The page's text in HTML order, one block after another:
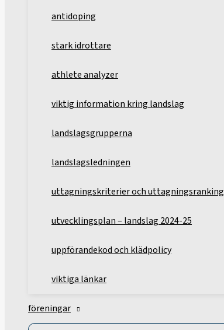
antidoping
stark idrottare
athlete analyzer
viktig information kring landslag
landslagsgrupperna
landslagsledningen
uttagningskriterier och uttagningsranking
utvecklingsplan – landslag 2024-25
uppförandekod och klädpolicy
viktiga länkar
föreningar